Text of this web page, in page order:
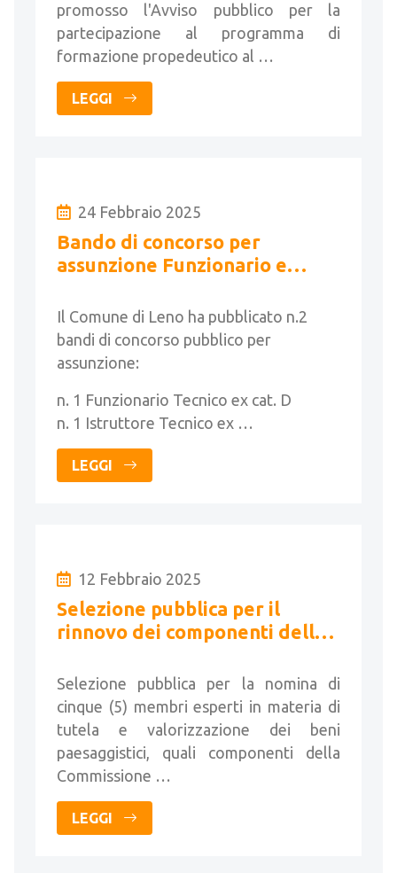
promosso l'Avviso pubblico per la
partecipazione al programma di
formazione propedeutico al …
LEGGI
24 Febbraio 2025
Bando di concorso per
assunzione Funzionario e
Il Comune di Leno ha pubblicato n.2
bandi di concorso pubblico per
assunzione:
n. 1 Funzionario Tecnico ex cat. D
n. 1 Istruttore Tecnico ex …
LEGGI
12 Febbraio 2025
Selezione pubblica per il
rinnovo dei componenti della
paesaggio
Selezione pubblica per la nomina di
cinque (5) membri esperti in materia di
tutela e valorizzazione dei beni
paesaggistici, quali componenti della
Commissione …
LEGGI